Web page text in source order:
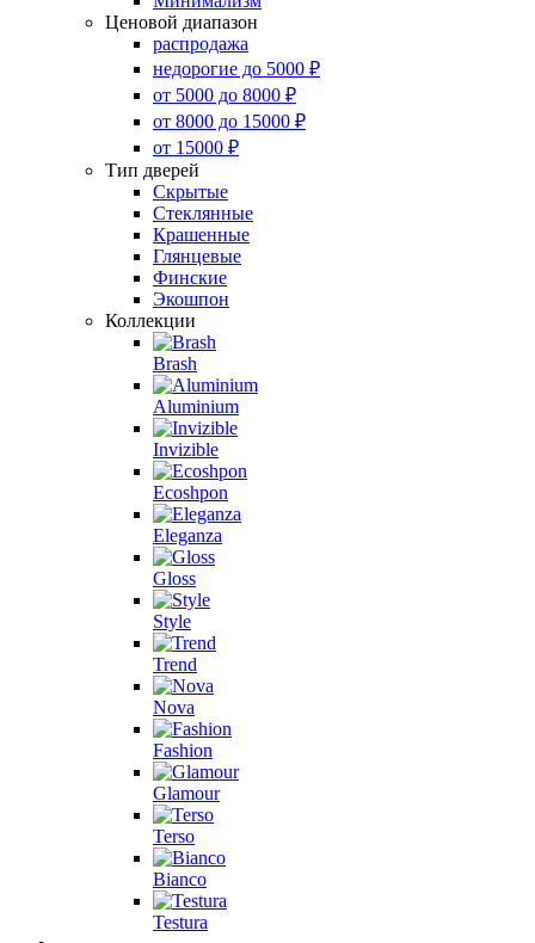
Ценовой диапазон
распродажа
недорогие до 5000 ₽
от 5000 до 8000 ₽
от 8000 до 15000 ₽
от 15000 ₽
Тип дверей
Скрытые
Стеклянные
Крашенные
Глянцевые
Финские
Экошпон
Коллекции
Brash
Aluminium
Invizible
Ecoshpon
Eleganza
Gloss
Style
Trend
Nova
Fashion
Glamour
Terso
Bianco
Testura